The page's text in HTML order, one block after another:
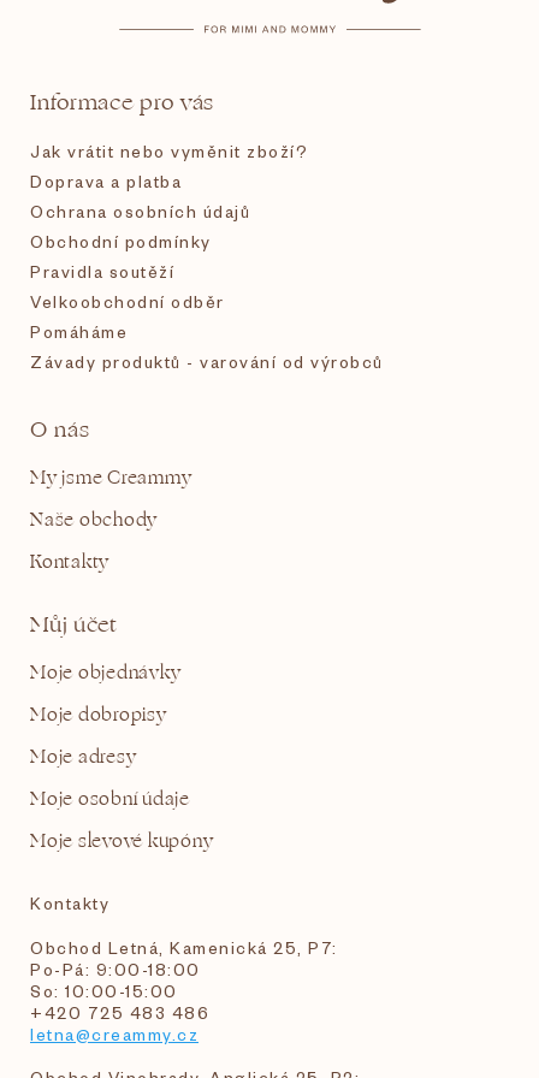
Informace pro vás
Jak vrátit nebo vyměnit zboží?
Doprava a platba
Ochrana osobních údajů
Obchodní podmínky
Pravidla soutěží
Velkoobchodní odběr
Pomáháme
Závady produktů - varování od výrobců
O nás
My jsme Creammy
Naše obchody
Kontakty
Můj účet
Moje objednávky
Moje dobropisy
Moje adresy
Moje osobní údaje
Moje slevové kupóny
Kontakty
Obchod Letná, Kamenická 25, P7:
Po-Pá: 9:00-18:00
So: 10:00-15:00
+420 725 483 486
letna@creammy.cz